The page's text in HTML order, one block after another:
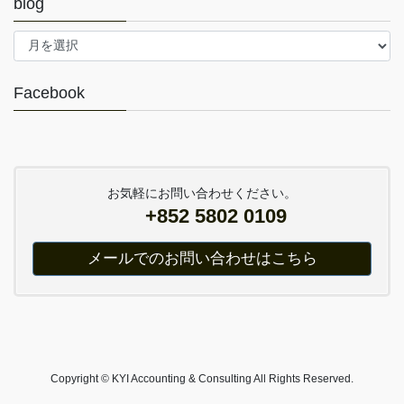
blog
blog
Facebook
お気軽にお問い合わせください。
+852 5802 0109
メールでのお問い合わせはこちら
Copyright © KYI Accounting & Consulting All Rights Reserved.